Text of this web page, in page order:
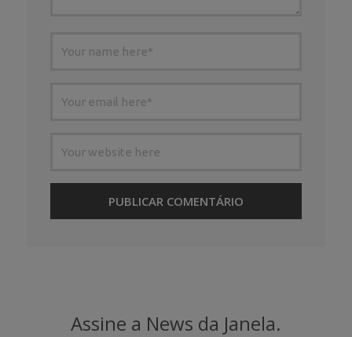
Assine a News da Janela.